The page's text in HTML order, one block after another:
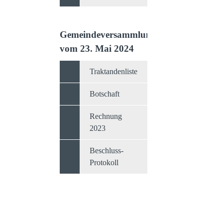
Gemeindeversammlung
vom 23. Mai 2024
Traktandenliste
Botschaft
Rechnung
2023
Beschluss-
Protokoll